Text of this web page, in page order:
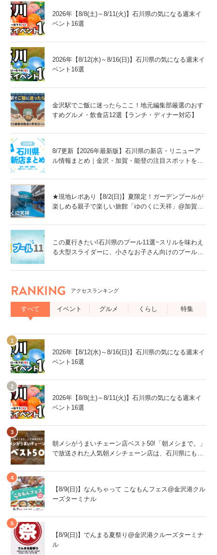
2026年【8/8(土)～8/11(火)】石川県の気になる週末イ
ベント16選
2026年【8/12(水)～8/16(日)】石川県の気になる週末イ
ベント16選
金沢駅でご飯に迷ったらここ！地元編集部厳選のおす
すめグルメ・飲食店12選【ランチ・ディナー対応】
8/7更新【2026年最新版】石川県の新店・リニューア
ル情報まとめ｜金沢・加賀・能登の注目スポットをチ
★現地レポあり【8/2(日)】夏限定！ガーデンプールが
楽しめる親子で楽しい旅館「ゆのくに天祥」@加賀
この夏行きたい!石川県のプール11選~スリルを味わえ
る大型スライダーに、小さなお子さん向けのプール
RANKING アクセスランキング
すべて イベント グルメ くらし 特集
2026年【8/12(水)～8/16(日)】石川県の気になる週末イ
ベント16選
2026年【8/8(土)～8/11(火)】石川県の気になる週末イ
ベント16選
朝メシがうまいチェーン店ベスト50!「朝メシまで。」
で放送された人気朝メシチェーン店は、石川県にもあ
【8/9(日)】なんちゃって こなもんフェス@金沢港クル
ーズターミナル
【8/9(日)】でんまる夏祭り@金沢港クルーズターミナ
ル